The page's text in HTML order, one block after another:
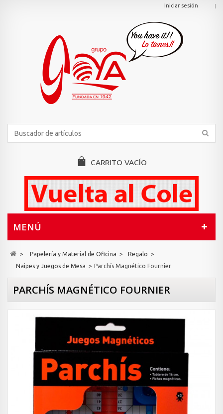
Iniciar sesión
CARRITO VACÍO
MENÚ
> Papelería y Material de Oficina > Regalo >
Naipes y Juegos de Mesa > Parchís Magnético Fournier
PARCHÍS MAGNÉTICO FOURNIER